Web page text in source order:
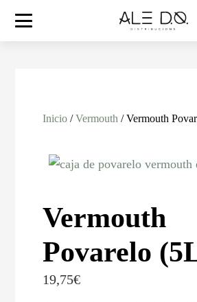
Inicio /Vermouth / Vermouth
Vermouth
Povarelo
19,75€